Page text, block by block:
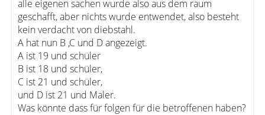
alle eigenen sachen wurde also aus dem raum
geschafft, aber nichts wurde entwendet, also besteht
kein verdacht von diebstahl.
A hat nun B ,C und D angezeigt.
A ist 19 und schüler
B ist 18 und schüler,
C ist 21 und schüler,
und D ist 21 und Maler.
Was könnte dass für folgen für die betroffenen haben?